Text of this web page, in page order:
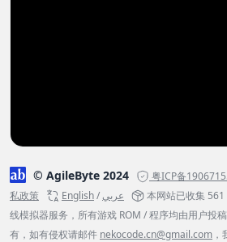
© AgileByte 2024 粤ICP备
私政策
English/عربي 本网站已收集 561
线模拟器服务，所有游戏 ROM / 程序均由用户投
有，如有侵权请邮件 nekocode.cn@gmail.com